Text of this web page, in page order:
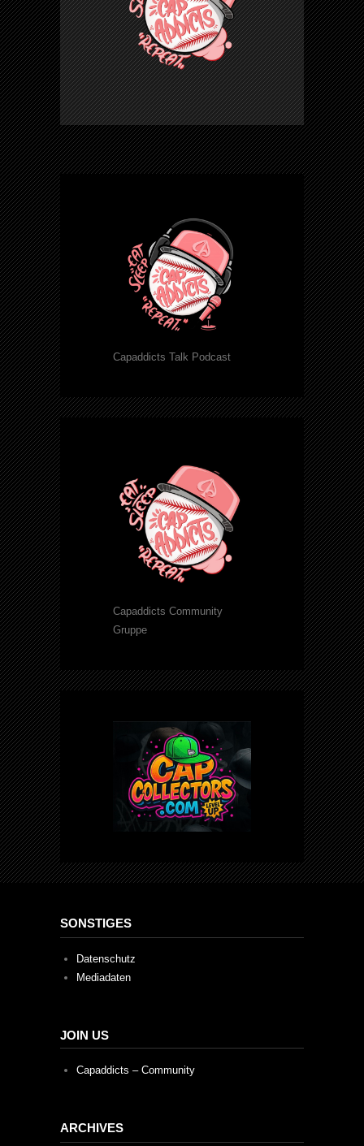
Capaddicts Talk Podcast
Capaddicts Community
Gruppe
SONSTIGES
Datenschutz
Mediadaten
JOIN US
Capaddicts – Community
ARCHIVES